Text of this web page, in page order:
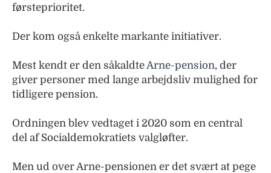
førsteprioritet.
Der kom også enkelte markante initiativer.
Mest kendt er den såkaldteArne-pension, der
giver personer med lange arbejdsliv mulighed for
tidligere pension.
Ordningen blev vedtaget i 2020 som en central
del af Socialdemokratiets valgløfter.
Men ud over Arne-pensionen er det svært at pege